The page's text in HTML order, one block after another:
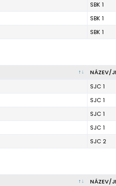
SBK 1
SBK 1
SBK 1
NÁZEV/
SJC 1
SJC 1
SJC 1
SJC 1
SJC 2
NÁZEV/